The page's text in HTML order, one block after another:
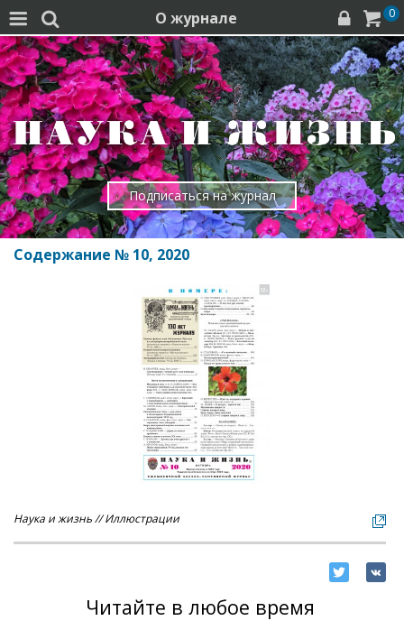
  О журнале   0
Подписаться на журнал
Содержание № 10, 2020
Наука и жизнь // Иллюстрации
Читайте в любое время